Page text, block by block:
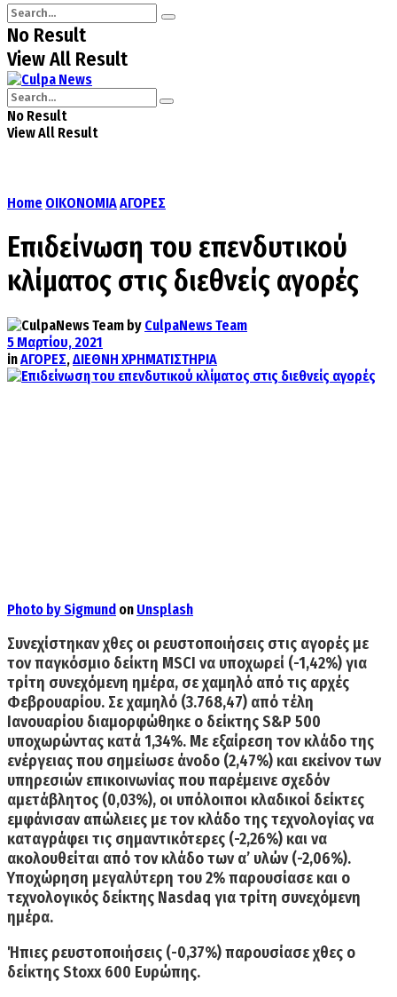
No Result
View All Result
No Result
View All Result
Home ΟΙΚΟΝΟΜΙΑΑΓΟΡΕΣ
Επιδείνωση του επενδυτικού
κλίματος στις διεθνείς αγορές
by CulpaNews Team
5 Μαρτίου, 2021
inΑΓΟΡΕΣ,ΔΙΕΘΝΗ ΧΡΗΜΑΤΙΣΤΗΡΙΑ
Photo bySigmund on Unsplash
Συνεχίστηκαν χθες οι ρευστοποιήσεις στις αγορές με
τον παγκόσμιο δείκτη MSCI να υποχωρεί (-1,42%)για
τρίτη συνεχόμενη ημέρα, σε χαμηλό από τις αρχές
Φεβρουαρίου. Σε χαμηλό (3.768,47) από τέλη
Ιανουαρίου διαμορφώθηκε ο δείκτης S&P 500
υποχωρώντας κατά 1,34%. Με εξαίρεση τον κλάδο της
ενέργειας που σημείωσε άνοδο (2,47%) και εκείνον των
υπηρεσιών επικοινωνίας που παρέμεινε σχεδόν
αμετάβλητος (0,03%), οι υπόλοιποι κλαδικοί δείκτες
εμφάνισαν απώλειες με τον κλάδο της τεχνολογίας να
καταγράφει τις σημαντικότερες (-2,26%) και να
ακολουθείται από τον κλάδο των α’ υλών (-2,06%).
Υποχώρηση μεγαλύτερη του 2% παρουσίασε και ο
τεχνολογικός δείκτης Nasdaq για τρίτη συνεχόμενη
ημέρα.
Ήπιες ρευστοποιήσεις (-0,37%)παρουσίασε χθες ο
δείκτηςStoxx 600 Ευρώπης.